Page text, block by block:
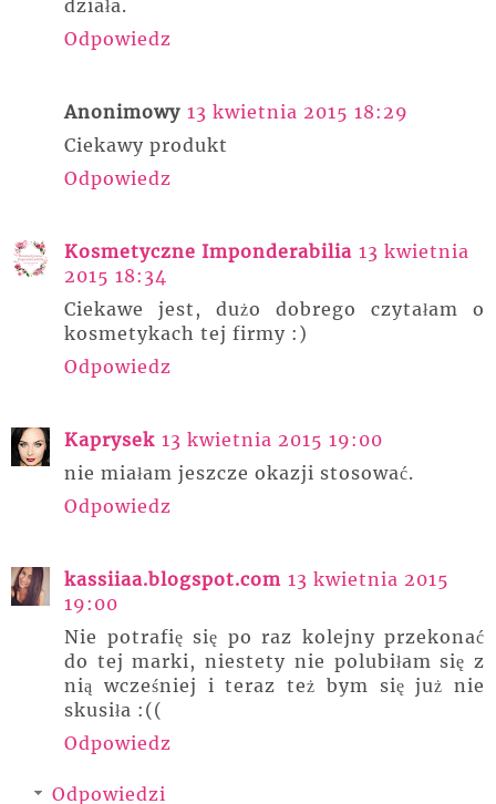
działa.
Odpowiedz
Anonimowy 13 kwietnia 2015 18:29
Ciekawy produkt
Odpowiedz
Kosmetyczne Imponderabilia 13 kwietnia
2015 18:34
Ciekawe jest, dużo dobrego czytałam o
kosmetykach tej firmy :)
Odpowiedz
Kaprysek 13 kwietnia 2015 19:00
nie miałam jeszcze okazji stosować.
Odpowiedz
kassiiaa.blogspot.com 13 kwietnia 2015
19:00
Nie potrafię się po raz kolejny przekonać
do tej marki, niestety nie polubiłam się z
nią wcześniej i teraz też bym się już nie
skusiła :((
Odpowiedz
Odpowiedzi